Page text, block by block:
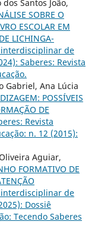
Santos João,
SOBRE O
ESCOLAR EM
LICHINGA-
interdisciplinar de
Saberes: Revista
Gabriel, Ana Lúcia
POSSÍVEIS
DE
Revista
n. 12 (2015):
Aguiar,
FORMATIVO DE
interdisciplinar de
Dossiê
Tecendo Saberes